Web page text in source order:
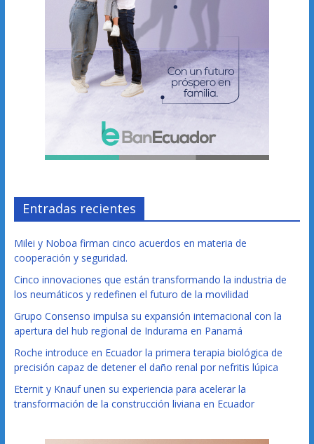
Entradas recientes
Milei y Noboa firman cinco acuerdos en materia de
cooperación y seguridad.
Cinco innovaciones que están transformando la industria de
los neumáticos y redefinen el futuro de la movilidad
Grupo Consenso impulsa su expansión internacional con la
apertura del hub regional de Indurama en Panamá
Roche introduce en Ecuador la primera terapia biológica de
precisión capaz de detener el daño renal por nefritis lúpica
Eternit y Knauf unen su experiencia para acelerar la
transformación de la construcción liviana en Ecuador